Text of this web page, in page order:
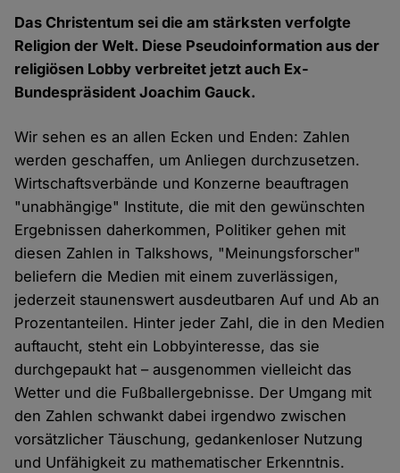
Das Christentum sei die am stärksten verfolgte
Religion der Welt. Diese Pseudoinformation aus der
religiösen Lobby verbreitet jetzt auch Ex-
Bundespräsident Joachim Gauck.
Wir sehen es an allen Ecken und Enden: Zahlen
werden geschaffen, um Anliegen durchzusetzen.
Wirtschaftsverbände und Konzerne beauftragen
"unabhängige" Institute, die mit den gewünschten
Ergebnissen daherkommen, Politiker gehen mit
diesen Zahlen in Talkshows, "Meinungsforscher"
beliefern die Medien mit einem zuverlässigen,
jederzeit staunenswert ausdeutbaren Auf und Ab an
Prozentanteilen. Hinter jeder Zahl, die in den Medien
auftaucht, steht ein Lobbyinteresse, das sie
durchgepaukt hat – ausgenommen vielleicht das
Wetter und die Fußballergebnisse. Der Umgang mit
den Zahlen schwankt dabei irgendwo zwischen
vorsätzlicher Täuschung, gedankenloser Nutzung
und Unfähigkeit zu mathematischer Erkenntnis.